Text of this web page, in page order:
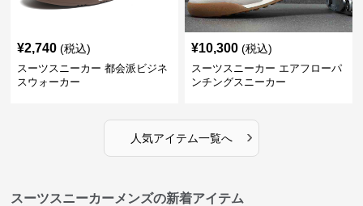
¥2,740 (税込)
スーツスニーカー 都会派ビジネ
スウォーカー
¥10,300 (税込)
スーツスニーカー エアフローパ
ンチングスニーカー
人気アイテム一覧へ ›
スーツスニーカーメンズの新着アイテム